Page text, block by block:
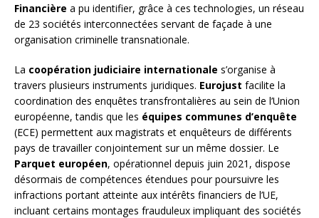
Financière a pu identifier, grâce à ces technologies, un réseau
de 23 sociétés interconnectées servant de façade à une
organisation criminelle transnationale.
La coopération judiciaire internationale s’organise à
travers plusieurs instruments juridiques. Eurojust facilite la
coordination des enquêtes transfrontalières au sein de l’Union
européenne, tandis que les équipes communes d’enquête
(ECE) permettent aux magistrats et enquêteurs de différents
pays de travailler conjointement sur un même dossier. Le
Parquet européen, opérationnel depuis juin 2021, dispose
désormais de compétences étendues pour poursuivre les
infractions portant atteinte aux intérêts financiers de l’UE,
incluant certains montages frauduleux impliquant des sociétés